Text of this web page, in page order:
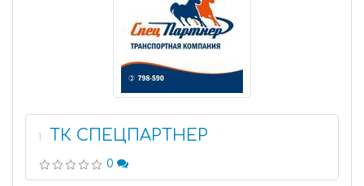
1 ТК СПЕЦПАРТНЕР
0